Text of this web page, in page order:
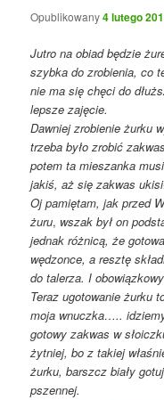
Opublikowany4 lutego
Jutro na obiad będzie
szybka do zrobienia, co
nie ma się chęci do
lepsze zajęcie.
Dawniej zrobienie żurku
trzeba było zrobić
potem ta mieszanka
jakiś, aż się zakwas
Oj pamiętam, jak przed
żuru, wszak był on
jednak różnicą, że
wędzonce, a resztę
do talerza. I
Teraz ugotowanie żurku
moja wnuczka…..
gotowy zakwas w
żytniej, bo z takiej
żurku, barszcz biały
pszennej.